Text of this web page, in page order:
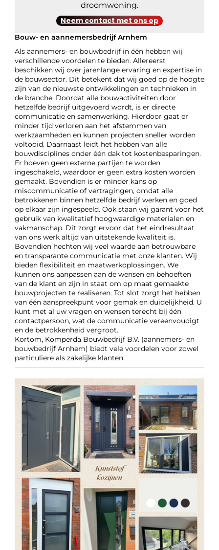
droomwoning.
Neem contact met ons op
Bouw- en aannemersbedrijf Arnhem
Als aannemers- en bouwbedrijf in één hebben wij
verschillende voordelen te bieden. Allereerst
beschikken wij over jarenlange ervaring en expertise in
de bouwsector. Dit betekent dat wij goed op de hoogte
zijn van de nieuwste ontwikkelingen en technieken in
de branche. Doordat alle bouwactiviteiten door
hetzelfde bedrijf uitgevoerd wordt, is er directe
communicatie en samenwerking. Hierdoor gaat er
minder tijd verloren aan het afstemmen van
werkzaamheden en kunnen projecten sneller worden
voltooid. Daarnaast leidt het hebben van alle
bouwdisciplines onder één dak tot kostenbesparingen.
Er hoeven geen externe partijen te worden
ingeschakeld, waardoor er geen extra kosten worden
gemaakt. Bovendien is er minder kans op
miscommunicatie of vertragingen, omdat alle
betrokkenen binnen hetzelfde bedrijf werken en goed
op elkaar zijn ingespeeld. Ook staan wij garant voor het
gebruik van kwalitatief hoogwaardige materialen en
vakmanschap. Dit zorgt ervoor dat het eindresultaat
van ons werk altijd van uitstekende kwaliteit is.
Bovendien hechten wij veel waarde aan betrouwbare
en transparante communicatie met onze klanten. Wij
bieden flexibiliteit en maatwerkoplossingen. We
kunnen ons aanpassen aan de wensen en behoeften
van de klant en zijn in staat om op maat gemaakte
bouwprojecten te realiseren. Tot slot zorgt het hebben
van één aanspreekpunt voor gemak en duidelijkheid. U
kunt met al uw vragen en wensen terecht bij één
contactpersoon, wat de communicatie vereenvoudigt
en de betrokkenheid vergroot.
Kortom, Komperda Bouwbedrijf B.V. (aannemers- en
bouwbedrijf Arnhem) biedt vele voordelen voor zowel
particuliere als zakelijke klanten.